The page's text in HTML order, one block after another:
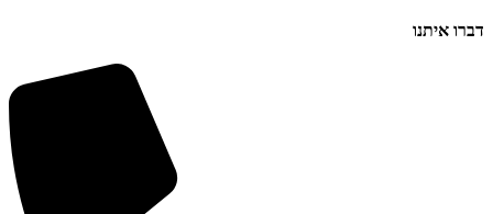
דברו איתנו